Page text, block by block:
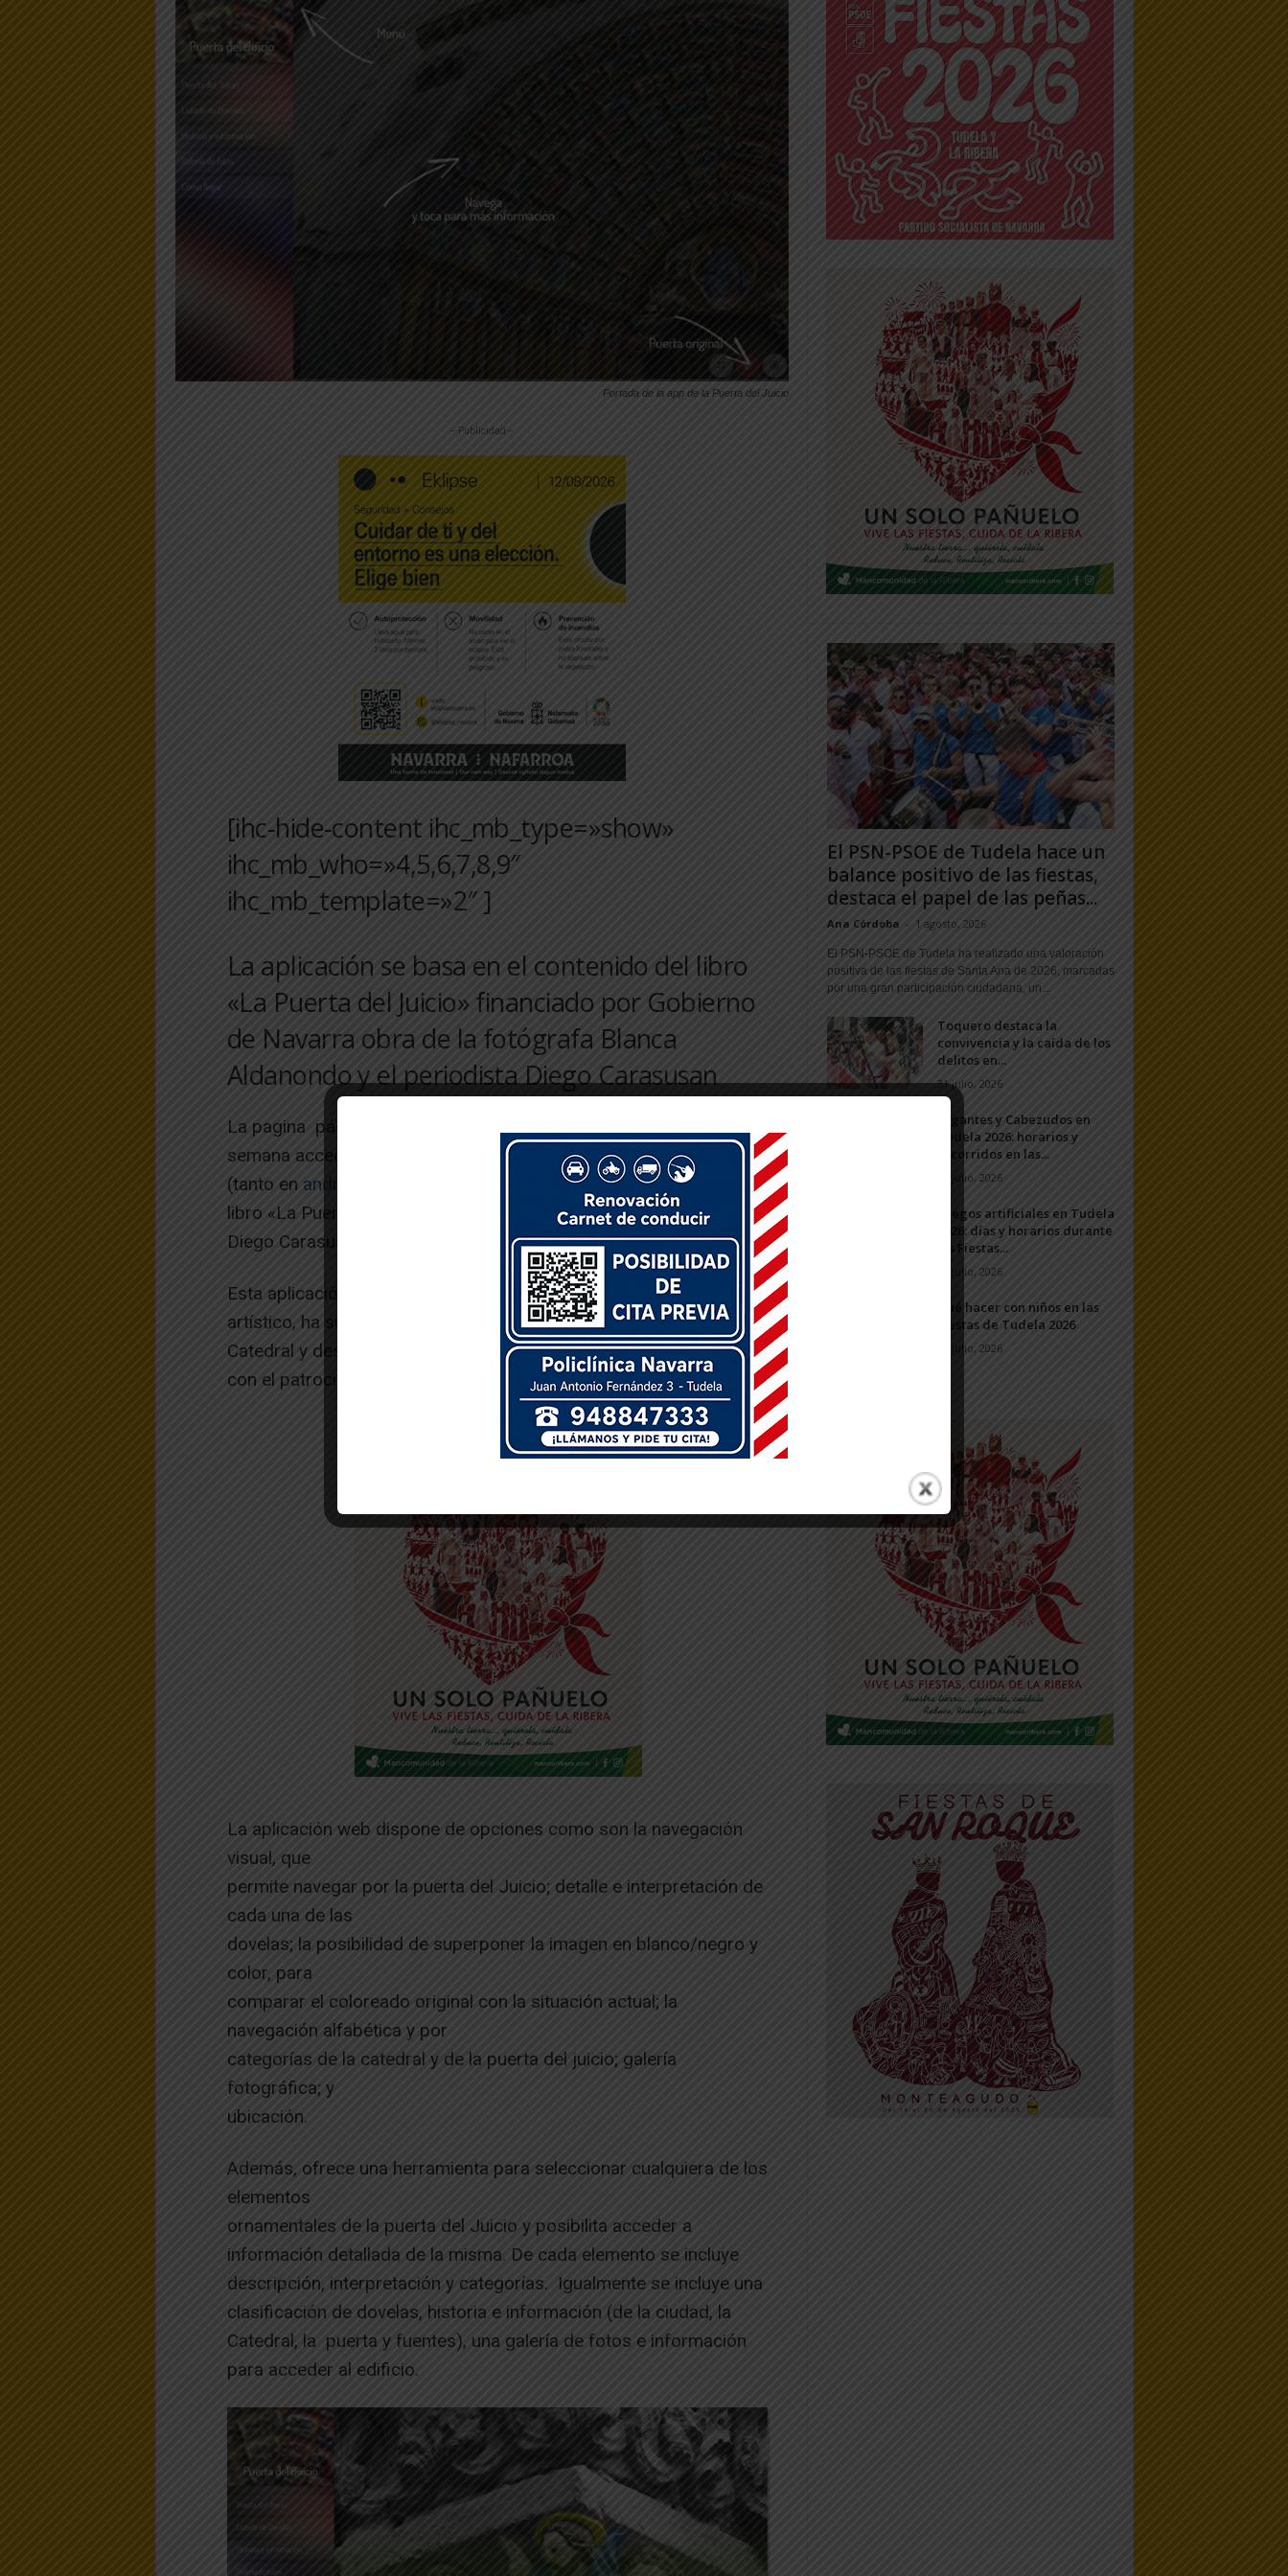
Portada de la app de la Puerta del Juicio
-- Publicidad --
[ihc-hide-content ihc_mb_type=»show»
ihc_mb_who=»4,5,6,7,8,9″
ihc_mb_template=»2″ ]
La aplicación se basa en el contenido del libro
«La Puerta del Juicio» financiado por Gobierno
de Navarra obra de la fotógrafa Blanca
Aldanondo y el periodista Diego Carasusan
La pagina página web del Ayuntamiento permite desde la pasada
semana acceder a la aplicación Web de la Puerta del Juicio tanto
(tanto en android
como iOS) y al trabajo basado en el contenido del
libro «La Puerta del Juicio» publicado por Blanca Aldanondo y
Diego Carasusan .
Esta aplicación, que figura en el apartado de turismo, patrimonio
artístico, ha sido impulsada por la Asociación Amigos de la
Catedral y desarrollada por qinnova-Centro Asociado Uned Tudela,
con el patrocinio de Caixa bank y comunidad de Bardenas.
La aplicación web dispone de opciones como son la navegación
visual, que
permite navegar por la puerta del Juicio; detalle e interpretación de
cada una de las
dovelas; la posibilidad de superponer la imagen en blanco/negro y
color, para
comparar el coloreado original con la situación actual; la
navegación alfabética y por
categorías de la catedral y de la puerta del juicio; galería
fotográfica; y
ubicación.
Además, ofrece una herramienta para seleccionar cualquiera de los
elementos
ornamentales de la puerta del Juicio y posibilita acceder a
información detallada de la misma. De cada elemento se incluye
descripción, interpretación y categorías. Igualmente se incluye una
clasificación de dovelas, historia e información (de la ciudad, la
Catedral, la puerta y fuentes), una galería de fotos e información
para acceder al edificio.
El PSN-PSOE de Tudela hace un
balance positivo de las fiestas,
destaca el papel de las peñas...
Ana Córdoba - 1 agosto, 2026
El PSN-PSOE de Tudela ha realizado una valoración
positiva de las fiestas de Santa Ana de 2026, marcadas
por una gran participación ciudadana, un...
Toquero destaca la
convivencia y la caída de los
delitos en...
31 julio, 2026
Gigantes y Cabezudos en
Tudela 2026: horarios y
recorridos en las...
25 julio, 2026
Fuegos artificiales en Tudela
2026: días y horarios durante
las Fiestas...
24 julio, 2026
Qué hacer con niños en las
Fiestas de Tudela 2026
23 julio, 2026